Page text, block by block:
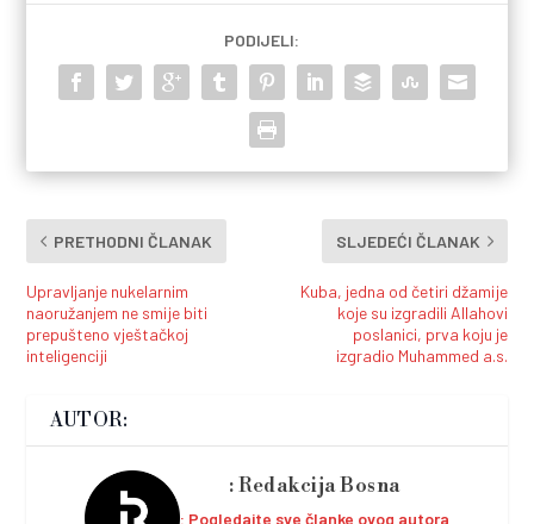
PODIJELI:
PRETHODNI ČLANAK
Upravljanje nukelarnim
naoružanjem ne smije biti
prepušteno vještačkoj
inteligenciji
SLJEDEĆI ČLANAK
Kuba, jedna od četiri džamije
koje su izgradili Allahovi
poslanici, prva koju je
izgradio Muhammed a.s.
AUTOR:
Redakcija Bosna
Pogledajte sve članke ovog autora